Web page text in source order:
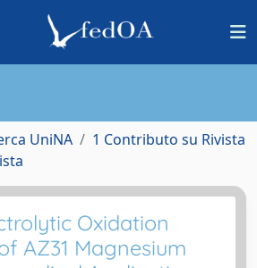
UniNA
1 Contributo su Rivista
Oxidation
AZ31 Magnesium